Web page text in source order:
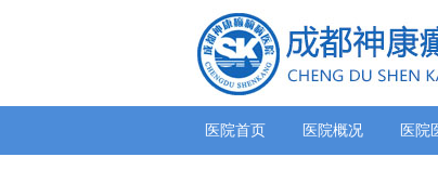
医院首页 医院概况 医院